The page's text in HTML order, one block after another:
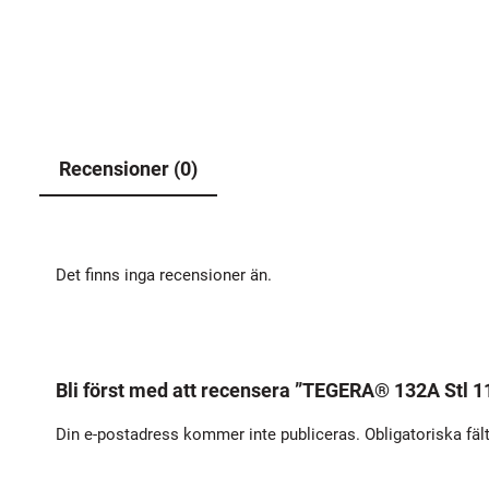
Recensioner (0)
Det finns inga recensioner än.
Bli först med att recensera ”TEGERA® 132A Stl
Din e-postadress kommer inte publiceras. Obligatoriska